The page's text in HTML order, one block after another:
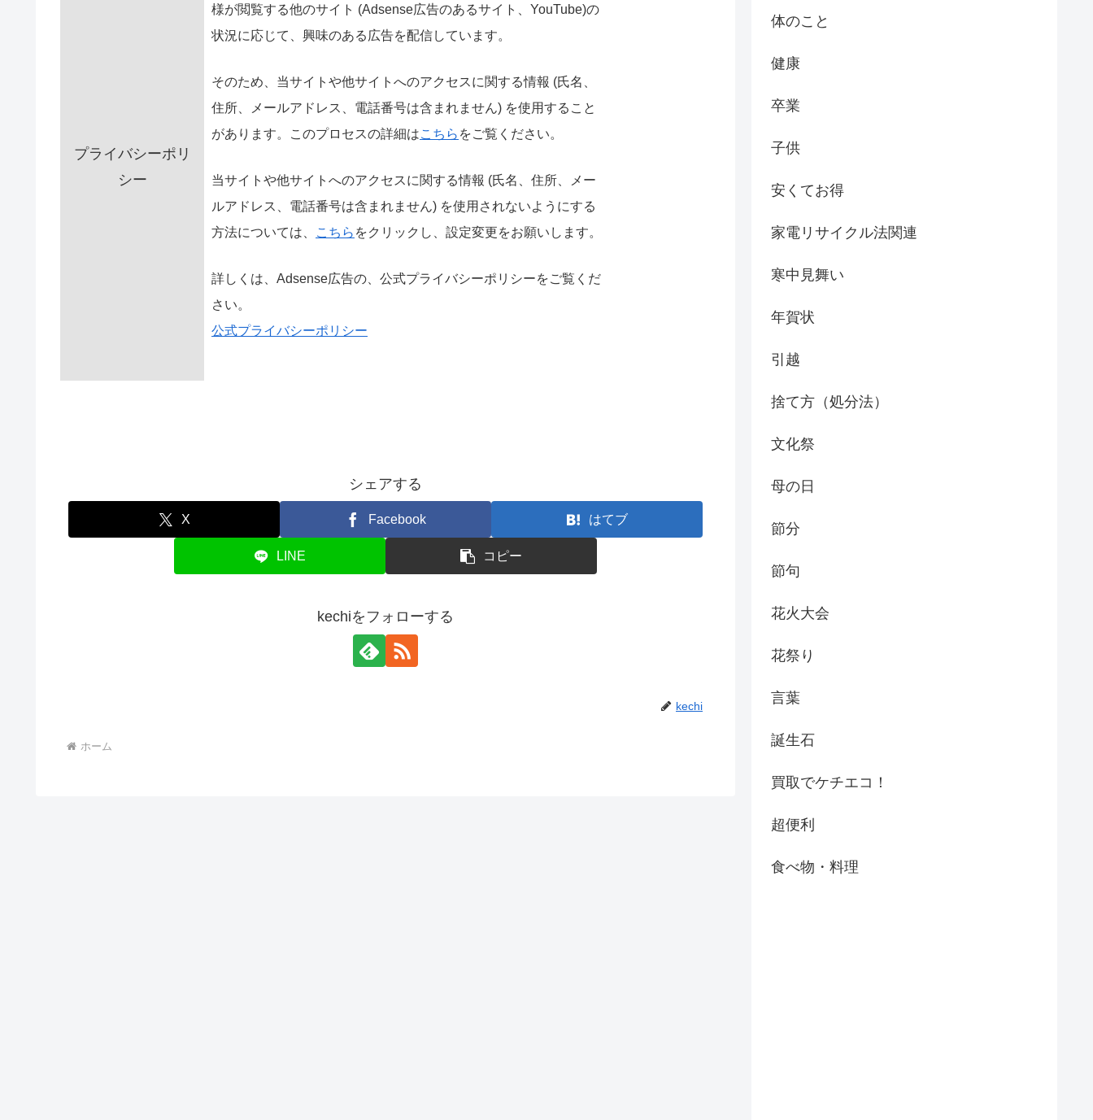
プライバシーポリ
シー
様が閲覧する他のサイト (Adsense広告のあるサイト、YouTube)の
状況に応じて、興味のある広告を配信しています。
そのため、当サイトや他サイトへのアクセスに関する情報 (氏名、
住所、メールアドレス、電話番号は含まれません) を使用すること
があります。
このプロセスの詳細はこちら をご覧ください。
当サイトや他サイトへのアクセスに関する情報 (氏名、住所、メー
ルアドレス、電話番号は含まれません) を使用されないようにする
方法については、
こちら をクリックし、設定変更をお願いします。
詳しくは、Adsense広告の、公式プライバシーポリシーをご覧くだ
さい。
公式プライバシーポリシー
シェアする
X Facebook はてブ
LINE コピー
kechiをフォローする
kechi
ホーム
体のこと
健康
卒業
子供
安くてお得
家電リサイクル法関連
寒中見舞い
年賀状
引越
捨て方（処分法）
文化祭
母の日
節分
節句
花火大会
花祭り
言葉
誕生石
買取でケチエコ！
超便利
食べ物・料理